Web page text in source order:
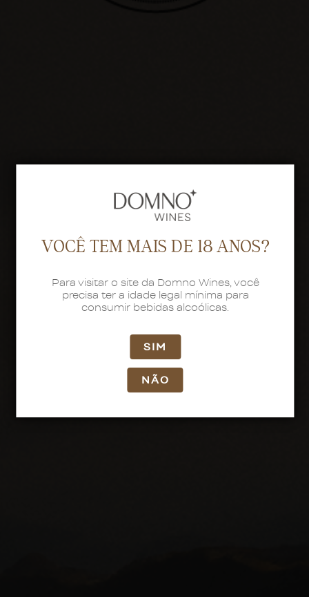
VOCÊ TEM MAIS DE 18 ANOS?
Para visitar o site da Domno Wines, você
precisa ter a idade legal mínima para
consumir bebidas alcoólicas.
SIM
NÃO